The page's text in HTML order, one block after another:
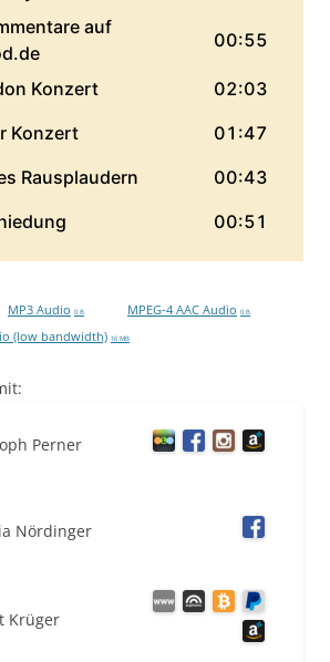
MP3 Audio 0 B MPEG-4 AAC Audio 0 B
(low bandwidth) 16 MB
Perner
Nördinger
Krüger